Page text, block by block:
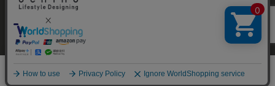
メニュー カート